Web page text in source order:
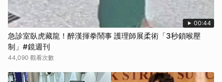
00:44
急診室臥虎藏龍！醉漢揮拳鬧事 護理師展柔術「3秒鎖喉壓
制」#鏡週刊
44,090 觀看次數